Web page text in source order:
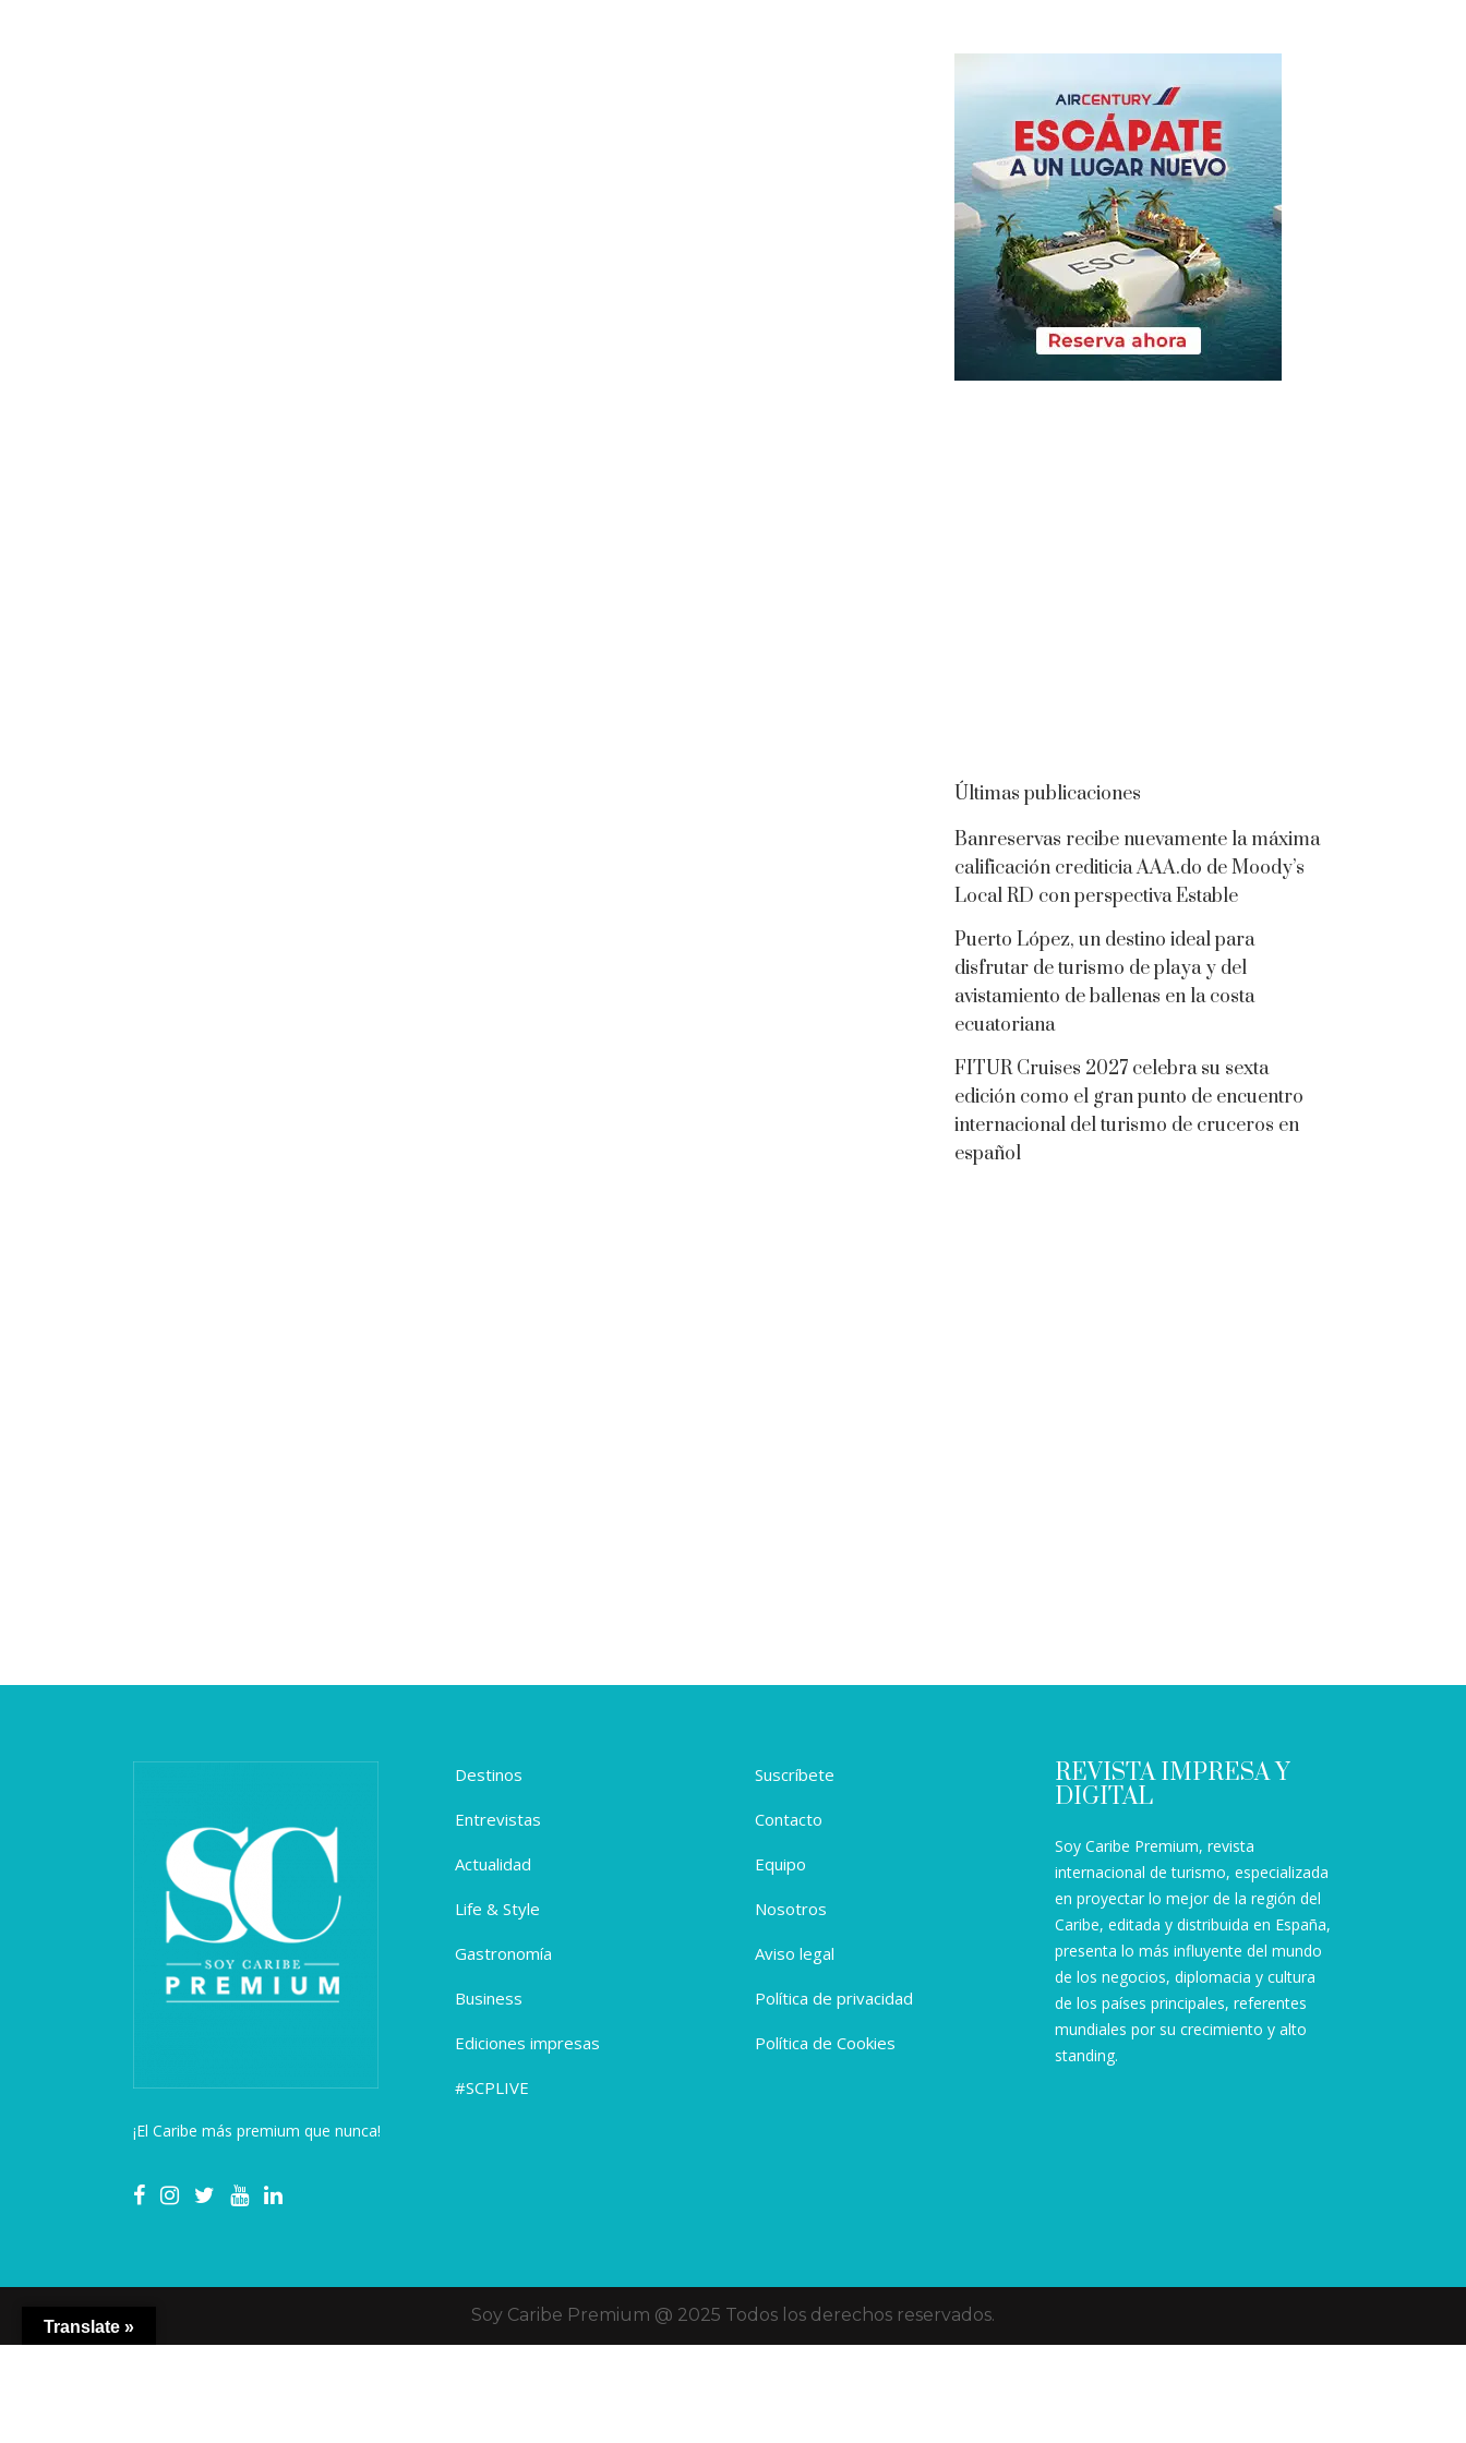
Últimas publicaciones
Banreservas recibe nuevamente la máxima
calificación crediticia AAA.do de Moody’s
Local RD con perspectiva Estable
Puerto López, un destino ideal para
disfrutar de turismo de playa y del
avistamiento de ballenas en la costa
ecuatoriana
FITUR Cruises 2027 celebra su sexta
edición como el gran punto de encuentro
internacional del turismo de cruceros en
español
¡El Caribe más premium que nunca!
Destinos
Entrevistas
Actualidad
Life & Style
Gastronomía
Business
Ediciones impresas
#SCPLIVE
Suscríbete
Contacto
Equipo
Nosotros
Aviso legal
Política de privacidad
Política de Cookies
REVISTA IMPRESA Y
DIGITAL
Soy Caribe Premium, revista
internacional de turismo, especializada
en proyectar lo mejor de la región del
Caribe, editada y distribuida en España,
presenta lo más influyente del mundo
de los negocios, diplomacia y cultura
de los países principales, referentes
mundiales por su crecimiento y alto
standing.
Soy Caribe Premium @ 2025 Todos los derechos reservados.
Translate »